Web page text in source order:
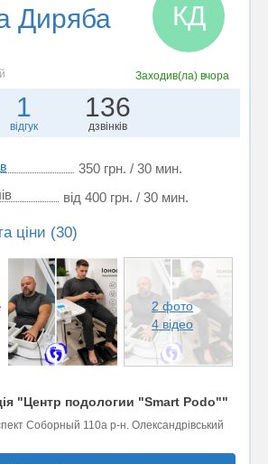
Диряба КД
Заходив(ла) вчора
1
відгук
136
дзвінків
350 грн. / 30 мин.
від 400 грн. / 30 мин.
ціни (30)
2 фото
4 відео
"Центр подологии "Smart Podo""
Соборный 110а р-н. Олександрівський